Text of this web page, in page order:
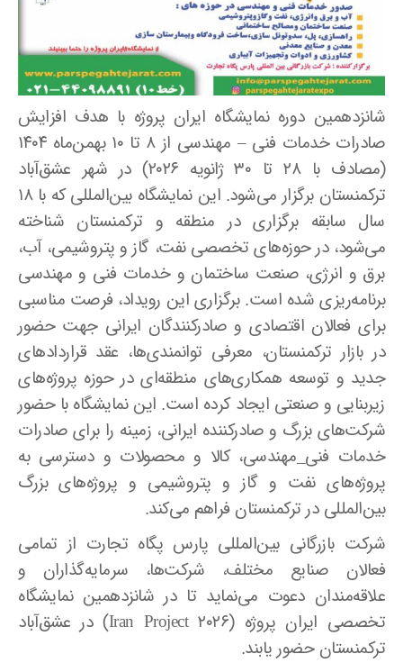
شانزدهمین دوره نمایشگاه ایران پروژه با هدف افزایش
صادرات خدمات فنی – مهندسی از ۸ تا ۱۰ بهمن‌ماه ۱۴۰۴
(مصادف با ۲۸ تا ۳۰ ژانویه ۲۰۲۶) در شهر عشق‌آباد
ترکمنستان برگزار می‌شود. این نمایشگاه بین‌المللی که با ۱۸
سال سابقه برگزاری در منطقه و ترکمنستان شناخته
می‌شود، در حوزه‌های تخصصی نفت، گاز و پتروشیمی، آب،
برق و انرژی، صنعت ساختمان و خدمات فنی و مهندسی
برنامه‌ریزی شده است. برگزاری این رویداد، فرصت مناسبی
برای فعالان اقتصادی و صادرکنندگان ایرانی جهت حضور
در بازار ترکمنستان، معرفی توانمندی‌ها، عقد قراردادهای
جدید و توسعه همکاری‌های منطقه‌ای در حوزه پروژه‌های
زیربنایی و صنعتی ایجاد کرده است. این نمایشگاه با حضور
شرکت‌های بزرگ و صادرکننده ایرانی، زمینه را برای صادرات
خدمات فنی_مهندسی، کالا و محصولات و دسترسی به
پروژه‌های نفت و گاز و پتروشیمی و پروژه‌های بزرگ
بین‌المللی در ترکمنستان فراهم می‌کند.
شرکت بازرگانی بین‌المللی پارس پگاه تجارت از تمامی
فعالان صنایع مختلف، شرکت‌ها، سرمایه‌گذاران و
علاقه‌مندان دعوت می‌نماید تا در شانزدهمین نمایشگاه
تخصصی ایران پروژه (Iran Project ۲۰۲۶) در عشق‌آباد
ترکمنستان حضور یابند.